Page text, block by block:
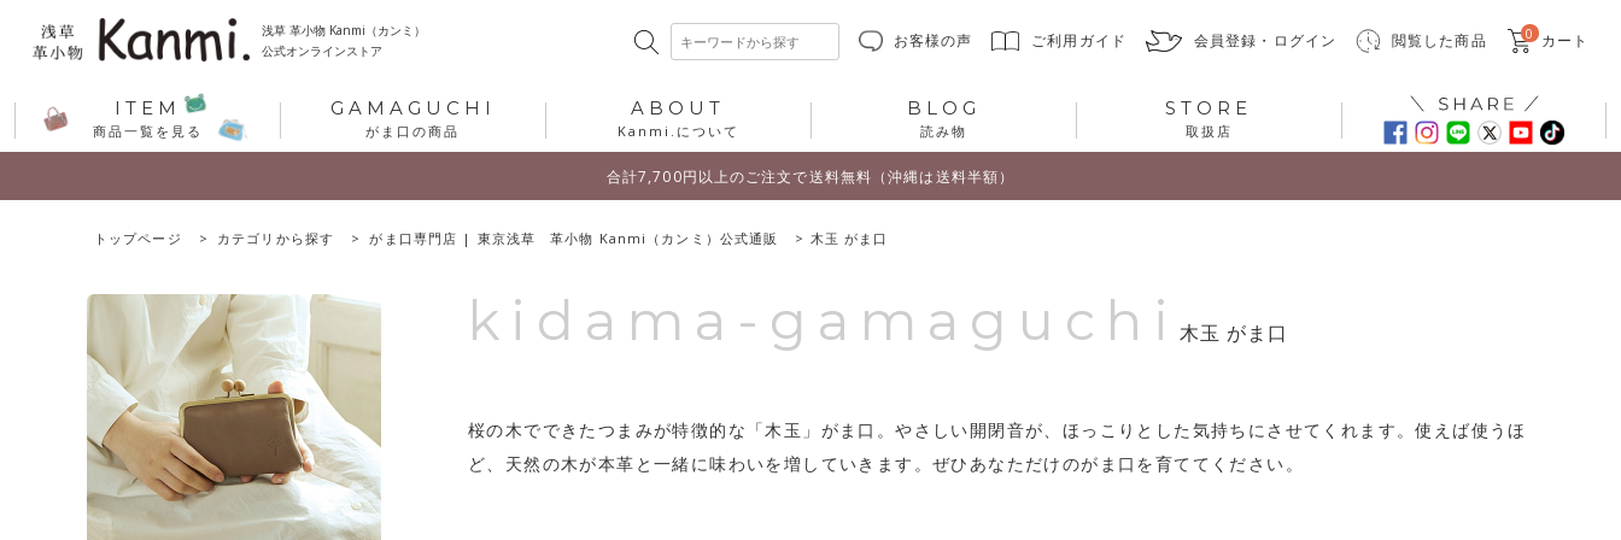
浅草 革小物 Kanmi（カンミ）
公式オンラインストア
お客様の声 ご利用ガイド 会員登録・ログイン 閲覧した商品 0 カート
ITEM
商品一覧を見る
GAMAGUCHI
がま口の商品
ABOUT
Kanmi.について
BLOG
読み物
STORE
取扱店
合計7,700円以上のご注文で送料無料（沖縄は送料半額）
トップページ カテゴリから探す がま口専門店 | 東京浅草 革小物 Kanmi（カンミ）公式通販 木玉 がま口
kidama-gamaguchi 木玉 がま口
桜の木でできたつまみが特徴的な「木玉」がま口。やさしい開閉音が、ほっこりとした気持ちにさせてくれます。使えば使うほ
ど、天然の木が本革と一緒に味わいを増していきます。ぜひあなただけのがま口を育ててください。